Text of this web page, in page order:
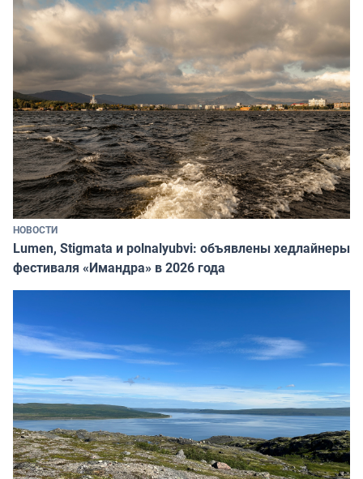
НОВОСТИ
Lumen, Stigmata и polnalyubvi: объявлены хедлайнеры
фестиваля «Имандра» в 2026 года